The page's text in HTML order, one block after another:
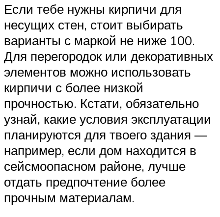
Если тебе нужны кирпичи для
несущих стен, стоит выбирать
варианты с маркой не ниже 100.
Для перегородок или декоративных
элементов можно использовать
кирпичи с более низкой
прочностью. Кстати, обязательно
узнай, какие условия эксплуатации
планируются для твоего здания —
например, если дом находится в
сейсмоопасном районе, лучше
отдать предпочтение более
прочным материалам.